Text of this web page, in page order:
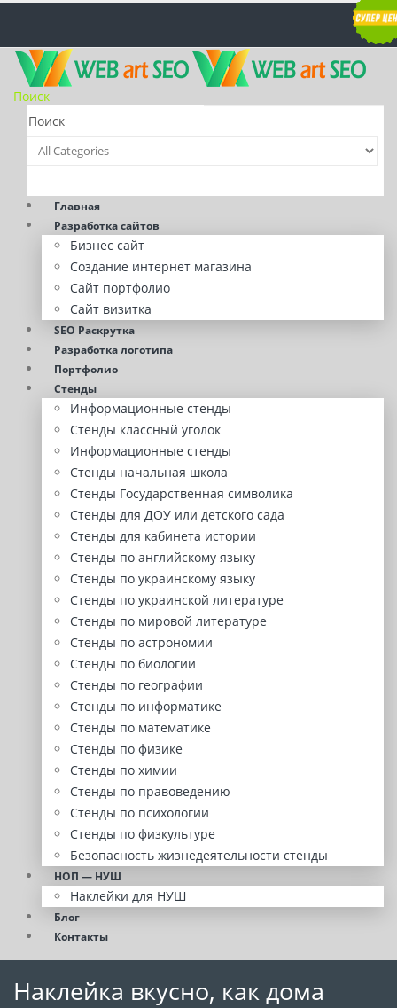
Поиск
Главная
Разработка сайтов
Бизнес сайт
Создание интернет магазина
Сайт портфолио
Сайт визитка
SEO Раскрутка
Разработка логотипа
Портфолио
Стенды
Информационные стенды
Стенды классный уголок
Информационные стенды
Стенды начальная школа
Стенды Государственная символика
Стенды для ДОУ или детского сада
Стенды для кабинета истории
Стенды по английскому языку
Стенды по украинскому языку
Стенды по украинской литературе
Стенды по мировой литературе
Стенды по астрономии
Стенды по биологии
Стенды по географии
Стенды по информатике
Стенды по математике
Стенды по физике
Стенды по химии
Стенды по правоведению
Стенды по психологии
Стенды по физкультуре
Безопасность жизнедеятельности стенды
НОП — НУШ
Наклейки для НУШ
Блог
Контакты
Наклейка вкусно, как дома